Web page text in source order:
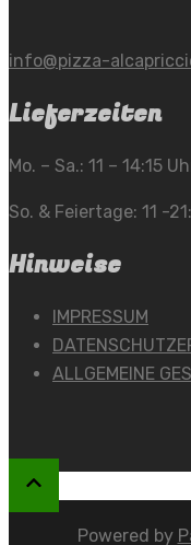
info@pizza-
Lieferzeiten
Mo. – Sa.: 11 – 14:15
So. & Feiertage: 11 -
Hinweise
IMPRESSUM
ALLGEMEINE
Powered by